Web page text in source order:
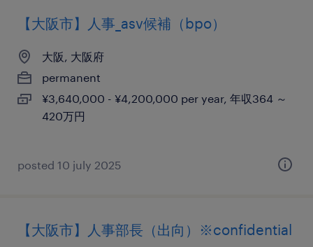
【大阪市】人事_asv候補（bpo）
大阪, 大阪府
permanent
¥3,640,000 - ¥4,200,000 per year, 年収364 ～
420万円
posted 10 july 2025
【大阪市】人事部長（出向）※confidential